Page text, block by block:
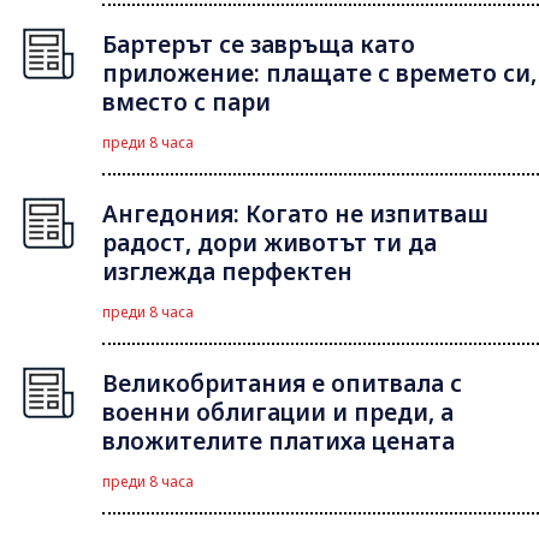
Бартерът се завръща като
приложение: плащате с времето си,
вместо с пари
преди 8 часа
Ангедония: Когато не изпитваш
радост, дори животът ти да
изглежда перфектен
преди 8 часа
Великобритания е опитвала с
военни облигации и преди, а
вложителите платиха цената
преди 8 часа